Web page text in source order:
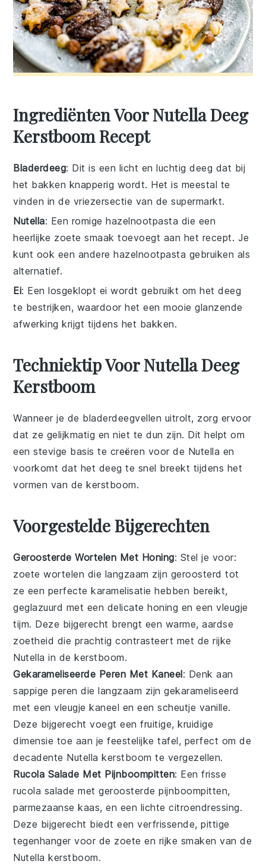
Ingrediënten Voor Nutella Deeg
Kerstboom Recept
Bladerdeeg: Dit is een licht en luchtig deeg dat bij
het bakken knapperig wordt. Het is meestal te
vinden in de vriezersectie van de supermarkt.
Nutella: Een romige hazelnootpasta die een
heerlijke zoete smaak toevoegt aan het recept. Je
kunt ook een andere hazelnootpasta gebruiken als
alternatief.
Ei: Een losgeklopt ei wordt gebruikt om het deeg
te bestrijken, waardoor het een mooie glanzende
afwerking krijgt tijdens het bakken.
Techniektip Voor Nutella Deeg
Kerstboom
Wanneer je de bladerdeegvellen uitrolt, zorg ervoor
dat ze gelijkmatig en niet te dun zijn. Dit helpt om
een stevige basis te creëren voor de Nutella en
voorkomt dat het deeg te snel breekt tijdens het
vormen van dekerstboom.
Voorgestelde Bijgerechten
Geroosterde Wortelen Met Honing: Stel je voor:
zoete wortelen die langzaam zijn geroosterd tot
ze een perfecte karamelisatie hebben bereikt,
geglazuurd met een delicatehoning en een vleugje
tijm. Deze bijgerecht brengt een warme, aardse
zoetheid die prachtig contrasteert met de rijke
Nutella in de kerstboom.
Gekarameliseerde Peren Met Kaneel: Denk aan
sappigeperen die langzaam zijn gekarameliseerd
met een vleugjekaneel en een scheutje vanille.
Deze bijgerecht voegt een fruitige, kruidige
dimensie toe aan je feestelijke tafel, perfect om de
decadente Nutella kerstboom te vergezellen.
Rucola Salade Met Pijnboompitten: Een frisse
rucola salade met geroosterdepijnboompitten,
parmezaanse kaas, en een lichtecitroendressing.
Deze bijgerecht biedt een verfrissende, pittige
tegenhanger voor de zoete en rijke smaken van de
Nutella kerstboom.